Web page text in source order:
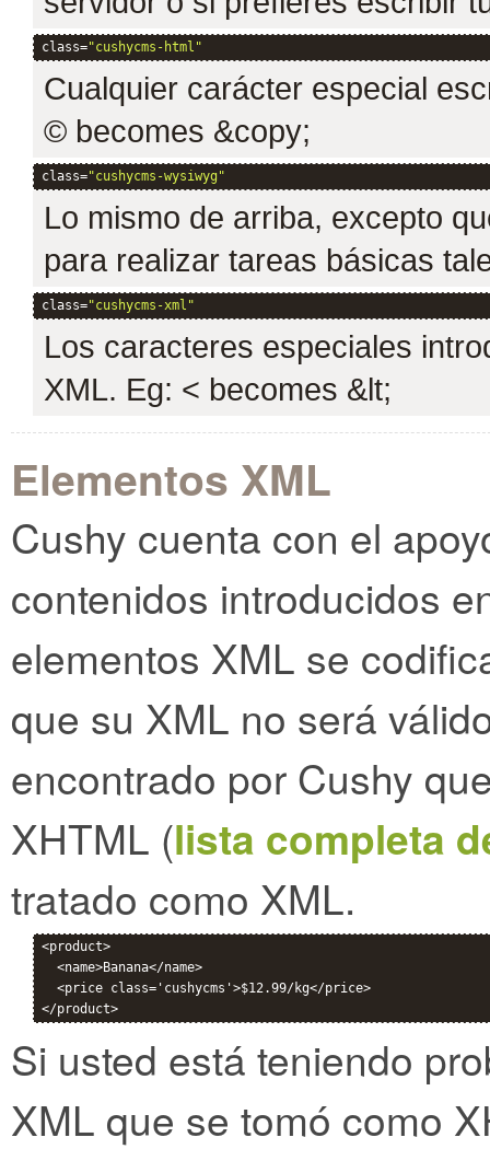
class="cushycms-html"
Cualquier carácter especial
© becomes &copy;
class="cushycms-wysiwyg"
Lo mismo de arriba, excepto
para realizar tareas básicas
class="cushycms-xml"
Los caracteres especiales
XML. Eg: < becomes &lt;
Elementos XML
Cushy cuenta con el
contenidos introducidos
elementos XML se
que su XML no será
encontrado por Cushy
XHTML (lista completa
tratado como XML.
<product>
  <name>Banana</name>
  <price class='cushycms'>$12.99/kg</price>
Si usted está teniendo
XML que se tomó como